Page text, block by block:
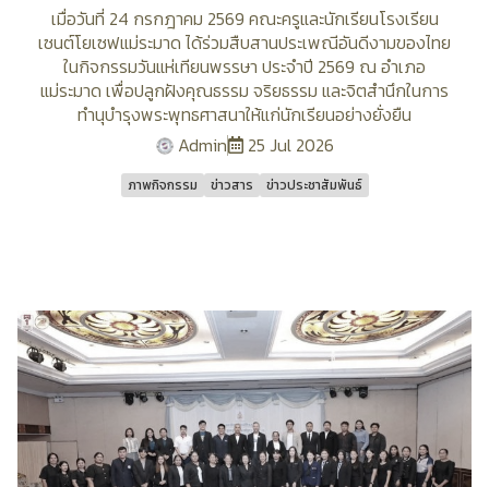
เมื่อวันที่ 24 กรกฎาคม 2569 คณะครูและนักเรียนโรงเรียน
เซนต์โยเซฟแม่ระมาด ได้ร่วมสืบสานประเพณีอันดีงามของไทย
ในกิจกรรมวันแห่เทียนพรรษา ประจำปี 2569 ณ อำเภอ
แม่ระมาด เพื่อปลูกฝังคุณธรรม จริยธรรม และจิตสำนึกในการ
ทำนุบำรุงพระพุทธศาสนาให้แก่นักเรียนอย่างยั่งยืน
Admin
25 Jul 2026
ภาพกิจกรรม ข่าวสาร ข่าวประชาสัมพันธ์